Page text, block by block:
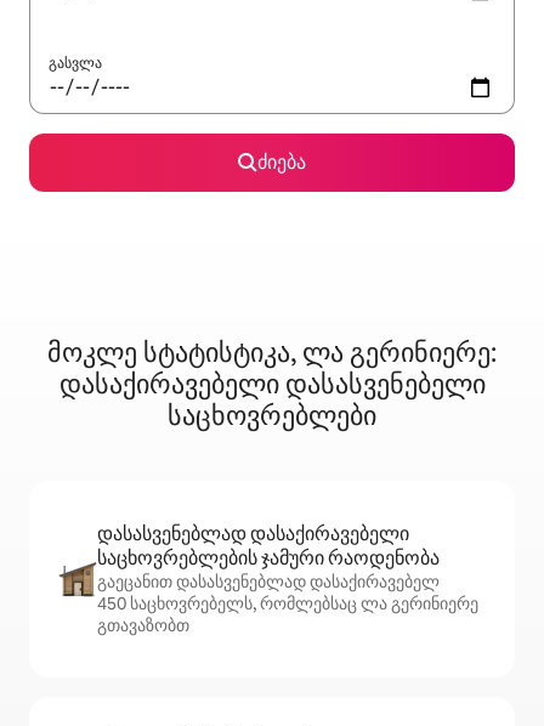
გასვლა
ძიება
მოკლე სტატისტიკა, ლა გერინიერე:
დასაქირავებელი დასასვენებელი
საცხოვრებლები
დასასვენებლად დასაქირავებელი
საცხოვრებლების ჯამური რაოდენობა
გაეცანით დასასვენებლად დასაქირავებელ
450 საცხოვრებელს, რომლებსაც ლა გერინიერე
გთავაზობთ